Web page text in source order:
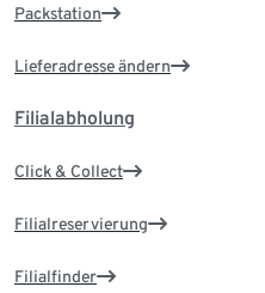
Packstation
Lieferadresse ändern
Filialabholung
Click & Collect
Filialreservierung
Filialfinder